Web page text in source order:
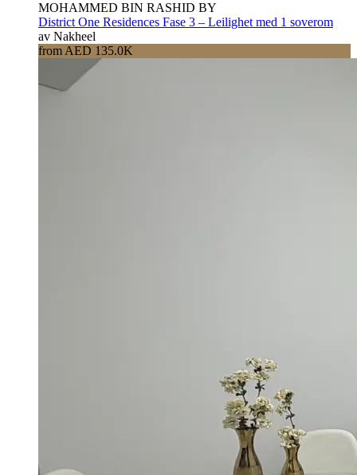
MOHAMMED BIN RASHID BY
District One Residences Fase 3 – Leilighet med 1 soverom
av Nakheel
from AED 135.0K